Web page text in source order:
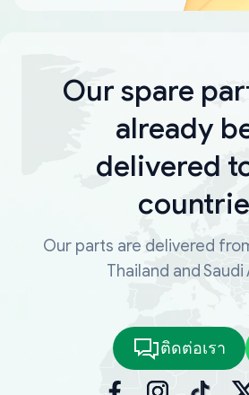
Our spare
already
delivered
Our parts are delivered
Thailand and Saudi
ติดต่อเรา